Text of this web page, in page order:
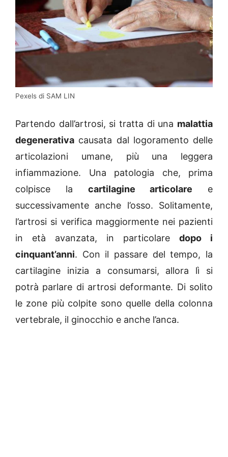
Pexels di SAM LIN
Partendo dall’artrosi, si tratta di una malattia
degenerativa causata dal logoramento delle
articolazioni umane, più una leggera
infiammazione. Una patologia che, prima
colpisce la cartilagine articolare e
successivamente anche l’osso. Solitamente,
l’artrosi si verifica maggiormente nei pazienti
in età avanzata, in particolare dopo i
cinquant’anni. Con il passare del tempo, la
cartilagine inizia a consumarsi, allora lì si
potrà parlare di artrosi deformante. Di solito
le zone più colpite sono quelle della colonna
vertebrale, il ginocchio e anche l’anca.